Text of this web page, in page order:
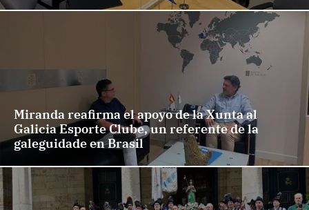
Miranda reafirma el apoyo de la Xunta al
Galicia Esporte Clube, un referente de la
galeguidade en Brasil